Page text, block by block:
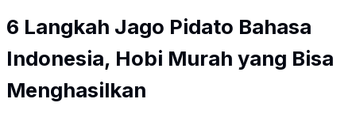
6 Langkah Jago Pidato Bahasa
Indonesia, Hobi Murah yang Bisa
Menghasilkan